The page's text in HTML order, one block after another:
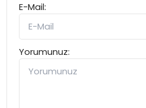
E-Mail:
Yorumunuz: